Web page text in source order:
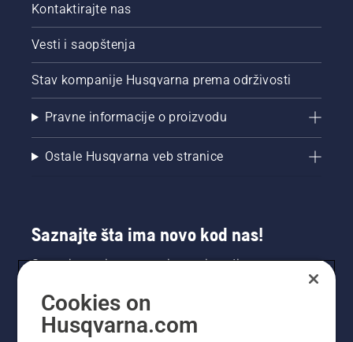
Kontaktirajte nas
Vesti i saopštenja
Stav kompanije Husqvarna prema održivosti
Pravne informacije o proizvodu
Ostale Husqvarna veb stranice
Saznajte šta ima novo kod nas!
Saznajte prvi sve o novim proizvodima,
Prijavite se na naš bilten ovde.
Cookies on
Husqvarna.com